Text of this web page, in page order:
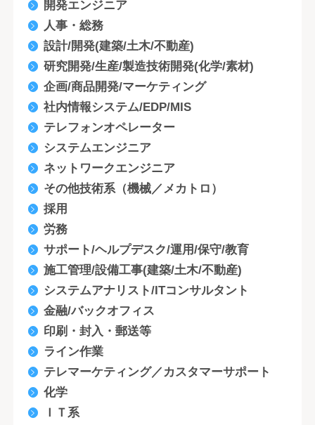
開発エンジニア
人事・総務
設計/開発(建築/土木/不動産)
研究開発/生産/製造技術開発(化学/素材)
企画/商品開発/マーケティング
社内情報システム/EDP/MIS
テレフォンオペレーター
システムエンジニア
ネットワークエンジニア
その他技術系（機械／メカトロ）
採用
労務
サポート/ヘルプデスク/運用/保守/教育
施工管理/設備工事(建築/土木/不動産)
システムアナリスト/ITコンサルタント
金融/バックオフィス
印刷・封入・郵送等
ライン作業
テレマーケティング／カスタマーサポート
化学
ＩＴ系